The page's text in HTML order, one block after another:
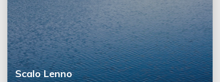
Scalo Lenno